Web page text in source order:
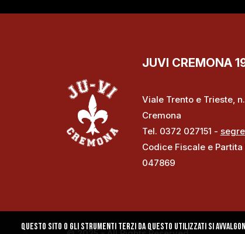
JUVI CREMONA
Viale Trento e Trieste,
Cremona
Tel. 0372 027151 -
Codice Fiscale e Partita
047869
Questo sito o gli strumenti terzi da questo utilizzati si